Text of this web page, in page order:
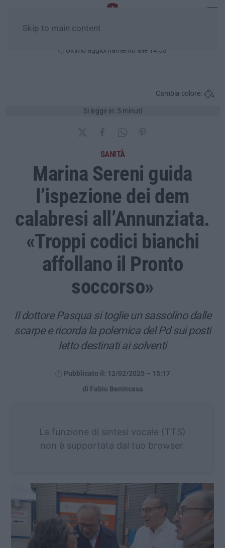
Skip to main content
Ultimo aggiornamento alle 14:53
Si legge in: 5 minuti
Cambia colore:
SANITÀ
Marina Sereni guida
l’ispezione dei dem
calabresi all’Annunziata.
«Troppi codici bianchi
affollano il Pronto
soccorso»
Il dottore Pasqua si toglie un sassolino dalle
scarpe e ricorda la polemica del Pd sui posti
letto destinati ai solventi
Pubblicato il: 12/02/2025 – 15:17
di Fabio Benincasa
La funzione di sintesi vocale (TTS)
non è supportata dal tuo browser.